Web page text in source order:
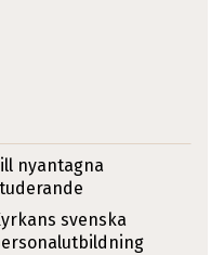
nyantagna
svenska